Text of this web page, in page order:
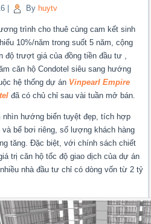
By huytv
trình cho thuê cùng cam kết sinh
10%/năm trong suốt 5 năm, cộng
độ trượt giá của đồng tiền đầu tư ,
căn hộ Condotel siêu sang hướng
hệ thống dự án Vinpearl Empire
đã có chủ chỉ sau vài tuần mở bán.
hướng biển tuyệt đẹp, tích hợp
bể bơi riêng, số lượng khách hàng
tăng. Đặc biệt, với chính sách chiết
trị căn hộ tốc độ giao dịch của dự án
nhà đầu tư chỉ có dòng vốn từ 2 tỷ